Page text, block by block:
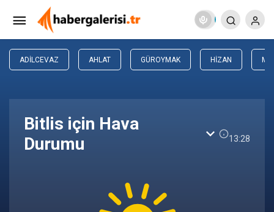
ADILCEVAZ AHLAT GÜROYMAK HIZAN
Bitlis için Hava
Durumu
13:28